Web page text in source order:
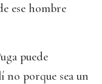
ese hombre
puede
no porque sea un